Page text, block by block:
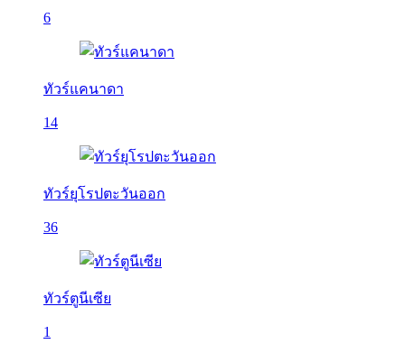
6
ทัวร์แคนาดา
14
ทัวร์ยุโรปตะวันออก
36
ทัวร์ตูนีเซีย
1